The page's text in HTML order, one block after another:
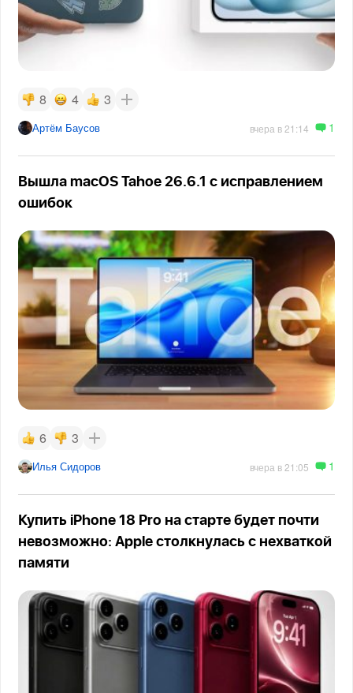
8 4 3
Артём Баусов вчера в 21:14 1
Вышла macOS Tahoe 26.6.1 с исправлением
ошибок
6 3
Илья Сидоров вчера в 21:05 1
Купить iPhone 18 Pro на старте будет почти
невозможно: Apple столкнулась с нехваткой
памяти